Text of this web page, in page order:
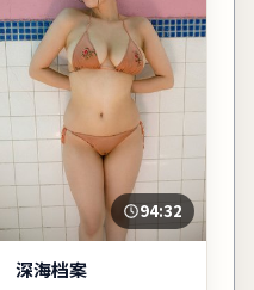
94:32
深海档案